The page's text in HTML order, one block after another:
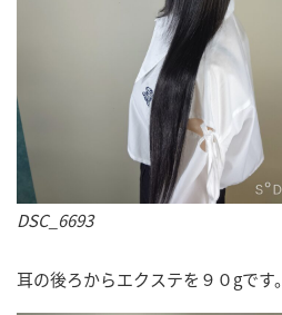
DSC_6693
耳の後ろからエクステを９０gです。